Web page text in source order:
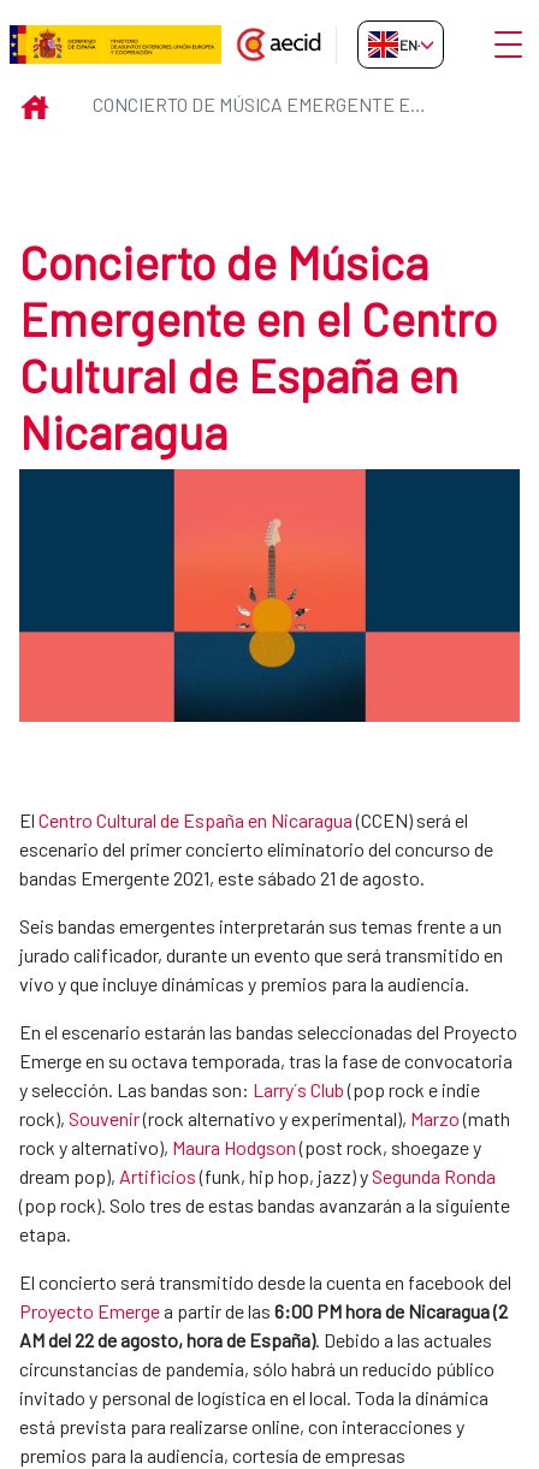
Skip to Main Content
Concierto de Música
EN-GB
INICIO CONCIERTO DE MÚSICA EMERGENTE EN EL CENTRO CULTURAL DE ESPAÑA EN NICARAGUA
Concierto de Música
Emergente en el Centro
Cultural de España en
Nicaragua
El Centro Cultural de España en Nicaragua(CCEN) será el
escenario del primer concierto eliminatorio del concurso de
bandas Emergente 2021, este sábado 21 de agosto.
Seis bandas emergentes interpretarán sus temas frente a un
jurado calificador, durante un evento que será transmitido en
vivo y que incluye dinámicas y premios para la audiencia.
En el escenario estarán las bandas seleccionadas del Proyecto
Emerge en su octava temporada, tras la fase de convocatoria
y selección. Las bandas son: Larry´s Club(pop rock e indie
rock), Souvenir(rock alternativo y experimental), Marzo(math
rock y alternativo), Maura Hodgson(post rock, shoegaze y
dream pop), Artificios(funk, hip hop, jazz) ySegunda Ronda
(pop rock). Solo tres de estas bandas avanzarán a la siguiente
etapa.
El concierto será transmitido desde la cuenta en facebook del
Proyecto Emergea partir de las 6:00 PM hora de Nicaragua (2
AM del 22 de agosto, hora de España). Debido a las actuales
circunstancias de pandemia, sólo habrá un reducido público
invitado y personal de logística en el local. Toda la dinámica
está prevista para realizarse online, con interacciones y
premios para la audiencia, cortesía de empresas